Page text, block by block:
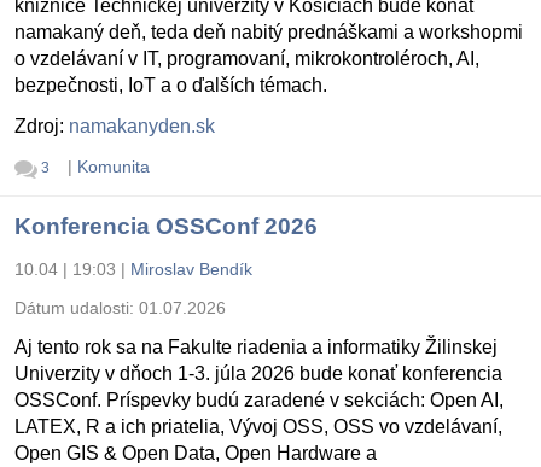
knižnice Technickej univerzity v Košiciach bude konať
namakaný deň, teda deň nabitý prednáškami a workshopmi
o vzdelávaní v IT, programovaní, mikrokontroléroch, AI,
bezpečnosti, IoT a o ďalších témach.
Zdroj: namakanyden.sk
3 | Komunita
Konferencia OSSConf 2026
10.04 | 19:03 | Miroslav Bendík
Dátum udalosti: 01.07.2026
Aj tento rok sa na Fakulte riadenia a informatiky Žilinskej
Univerzity v dňoch 1-3. júla 2026 bude konať konferencia
OSSConf. Príspevky budú zaradené v sekciách: Open AI,
LATEX, R a ich priatelia, Vývoj OSS, OSS vo vzdelávaní,
Open GIS & Open Data, Open Hardware a